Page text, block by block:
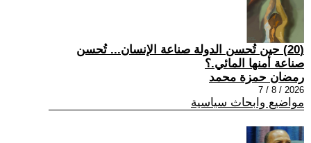
(20) حين تُحسن الدولة صناعة الإنسان... تُحسن
صناعة أمنها المائي.؟
رمضان حمزة محمد
2026 / 8 / 7
مواضيع وابحاث سياسية